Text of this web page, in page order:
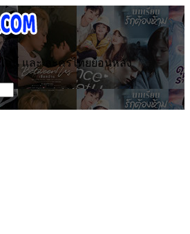
น์ และ ละครไทยย้อนหลัง